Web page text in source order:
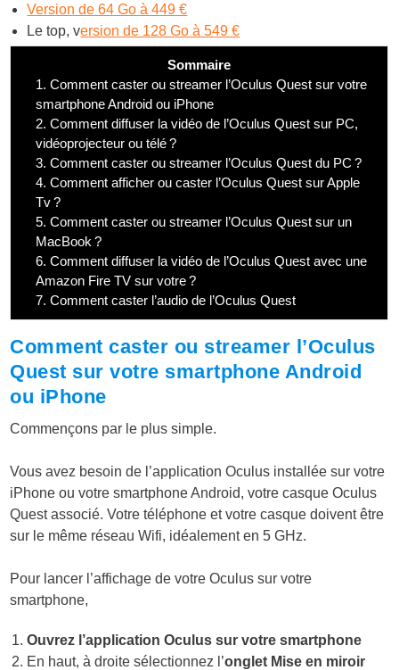
Version de 64 Go à 449 €
Le top, version de 128 Go à 549 €
Sommaire
1. Comment caster ou streamer l’Oculus Quest sur votre
smartphone Android ou iPhone
2. Comment diffuser la vidéo de l’Oculus Quest sur PC,
vidéoprojecteur ou télé ?
3. Comment caster ou streamer l’Oculus Quest du PC ?
4. Comment afficher ou caster l’Oculus Quest sur Apple
Tv ?
5. Comment caster ou streamer l’Oculus Quest sur un
MacBook ?
6. Comment diffuser la vidéo de l’Oculus Quest avec une
Amazon Fire TV sur votre ?
7. Comment caster l’audio de l’Oculus Quest
Comment caster ou streamer l’Oculus
Quest sur votre smartphone Android
ou iPhone
Commençons par le plus simple.
Vous avez besoin de l’application Oculus installée sur votre
iPhone ou votre smartphone Android, votre casque Oculus
Quest associé. Votre téléphone et votre casque doivent être
sur le même réseau Wifi, idéalement en 5 GHz.
Pour lancer l’affichage de votre Oculus sur votre
smartphone,
Ouvrez l’application Oculus sur votre smartphone
En haut, à droite sélectionnez l’onglet Mise en miroir